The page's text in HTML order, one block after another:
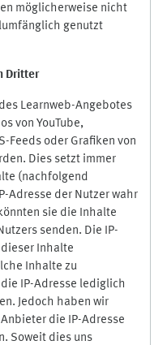
möglicherweise nicht
genutzt
Dritter
Learnweb-Angebotes
von YouTube,
Feeds oder Grafiken von
Dies setzt immer
(nachfolgend
Adresse der Nutzer wahr
sie die Inhalte
senden. Die IP-
Inhalte
Inhalte zu
IP-Adresse lediglich
Jedoch haben wir
die IP-Adresse
Soweit dies uns